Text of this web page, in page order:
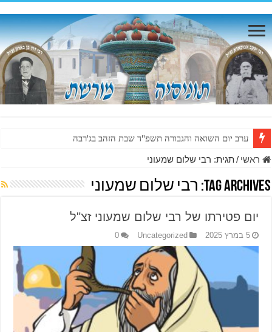
ערב יום השואה והגבורה תשפ"ד שבת הזהב בג'רבה
ראשי /תגית: רבי שלום שמעוני
Tag Archives: רבי שלום שמעוני
יום פטירתו של רבי שלום שמעוני זצ"ל
5 במרץ 2025 Uncategorized
0